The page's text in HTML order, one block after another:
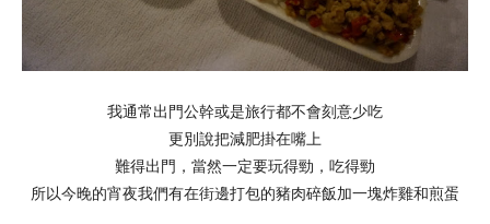
我通常出門公幹或是旅行都不會刻意少吃
更別說把減肥掛在嘴上
難得出門，當然一定要玩得勁，吃得勁
所以今晚的宵夜我們有在街邊打包的豬肉碎飯加一塊炸雞和煎蛋